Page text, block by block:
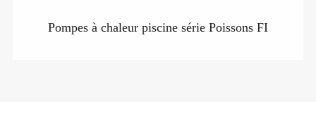
Pompes à chaleur piscine série Poissons FI